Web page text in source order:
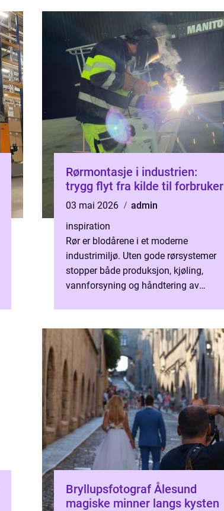
Rørmontasje i industrien:
trygg flyt fra kilde til forbruker
03 mai 2026
admin
inspiration
Rør er blodårene i et moderne
industrimiljø. Uten gode rørsystemer
stopper både produksjon, kjøling,
vannforsyning og håndtering av
in...
Bryllupsfotograf Ålesund
magiske minner langs kysten